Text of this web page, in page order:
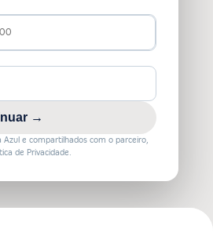
→
e compartilhados com o parceiro,
de Privacidade.